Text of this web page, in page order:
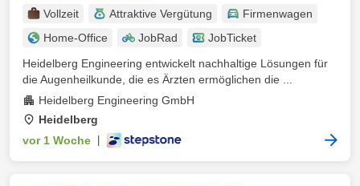
Vollzeit Attraktive Vergütung
Firmenwagen
Home-Office
JobRad
JobTicket
Heidelberg Engineering entwickelt nachhaltige Lösungen für
die Augenheilkunde, die es Ärzten ermöglichen die ...
Heidelberg Engineering GmbH
Heidelberg
vor 1 Woche